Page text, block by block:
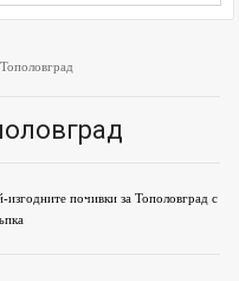
Тополовград
почивки за Тополовград с